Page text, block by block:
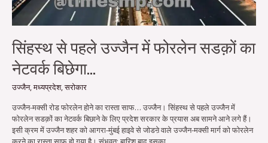
सिंहस्थ से पहले उज्जैन में फोरलेन सडक़ों का
नेटवर्क बिछेगा…
उज्जैन,मध्यप्रदेश,सरोकार
उज्जैन-मक्सी रोड फोरलेन होने का रास्ता साफ… उज्जैन। सिंहस्थ से पहले उज्जैन में
फोरलेन सडक़ों का नेटवर्क बिछाने के लिए प्रदेश सरकार के प्रयास अब सामने आने लगे हैं।
इसी क्रम में उज्जैन शहर को आगरा-मुंबई हाइवे से जोडऩे वाले उज्जैन-मक्सी मार्ग को फोरलेन